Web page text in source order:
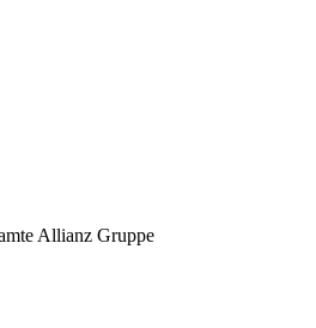
Allianz Gruppe